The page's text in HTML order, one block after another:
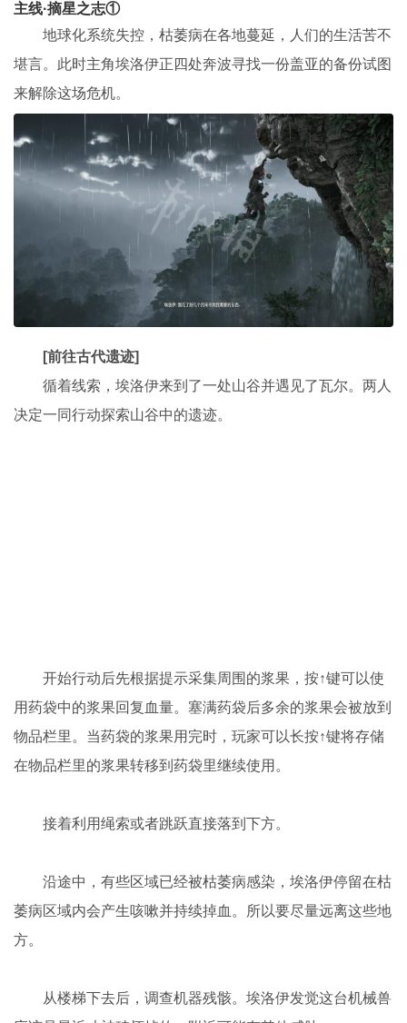
主线·摘星之志①
地球化系统失控，枯萎病在各地蔓延，人们的生活苦不
堪言。此时主角埃洛伊正四处奔波寻找一份盖亚的备份试图
来解除这场危机。
[前往古代遗迹]
循着线索，埃洛伊来到了一处山谷并遇见了瓦尔。两人
决定一同行动探索山谷中的遗迹。
开始行动后先根据提示采集周围的浆果，按↑键可以使
用药袋中的浆果回复血量。塞满药袋后多余的浆果会被放到
物品栏里。当药袋的浆果用完时，玩家可以长按↑键将存储
在物品栏里的浆果转移到药袋里继续使用。
接着利用绳索或者跳跃直接落到下方。
沿途中，有些区域已经被枯萎病感染，埃洛伊停留在枯
萎病区域内会产生咳嗽并持续掉血。所以要尽量远离这些地
方。
从楼梯下去后，调查机器残骸。埃洛伊发觉这台机械兽